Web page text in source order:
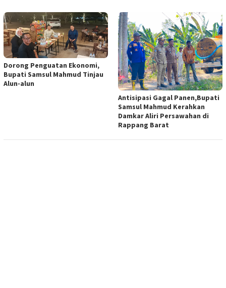
Dorong Penguatan Ekonomi,
Bupati Samsul Mahmud Tinjau
Alun-alun
Antisipasi Gagal Panen,Bupati
Samsul Mahmud Kerahkan
Damkar Aliri Persawahan di
Rappang Barat